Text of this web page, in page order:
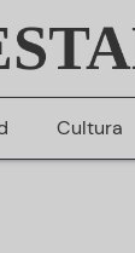
Cultura